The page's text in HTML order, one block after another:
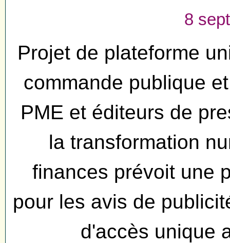
8
Projet de plateforme
commande publique
PME et éditeurs de
la transformation
finances prévoit une
pour les avis de
d'accès unique